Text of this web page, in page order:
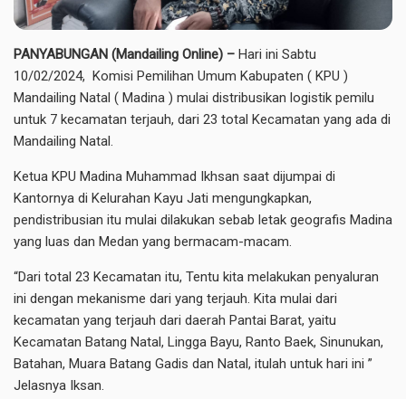
PANYABUNGAN (Mandailing Online) – Hari ini Sabtu
10/02/2024, Komisi Pemilihan Umum Kabupaten ( KPU )
Mandailing Natal ( Madina ) mulai distribusikan logistik pemilu
untuk 7 kecamatan terjauh, dari 23 total Kecamatan yang ada di
Mandailing Natal.
Ketua KPU Madina Muhammad Ikhsan saat dijumpai di
Kantornya di Kelurahan Kayu Jati mengungkapkan,
pendistribusian itu mulai dilakukan sebab letak geografis Madina
yang luas dan Medan yang bermacam-macam.
“Dari total 23 Kecamatan itu, Tentu kita melakukan penyaluran
ini dengan mekanisme dari yang terjauh. Kita mulai dari
kecamatan yang terjauh dari daerah Pantai Barat, yaitu
Kecamatan Batang Natal, Lingga Bayu, Ranto Baek, Sinunukan,
Batahan, Muara Batang Gadis dan Natal, itulah untuk hari ini ”
Jelasnya Iksan.